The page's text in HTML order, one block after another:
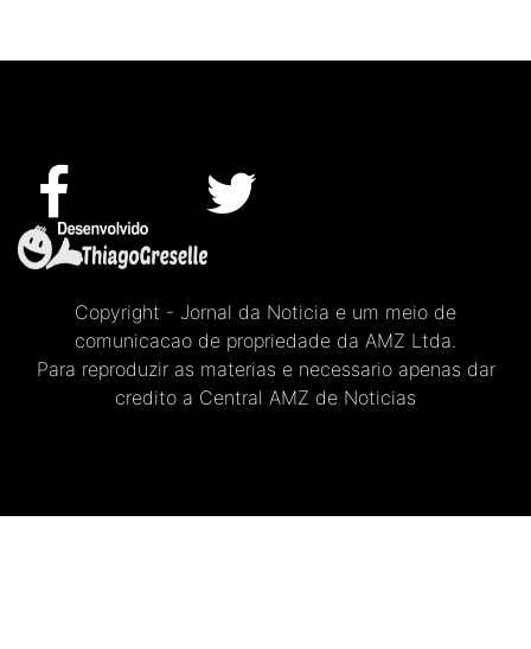
Copyright - Jornal da Noticia e um meio de
comunicacao de propriedade da AMZ Ltda.
Para reproduzir as materias e necessario apenas dar
credito a Central AMZ de Noticias